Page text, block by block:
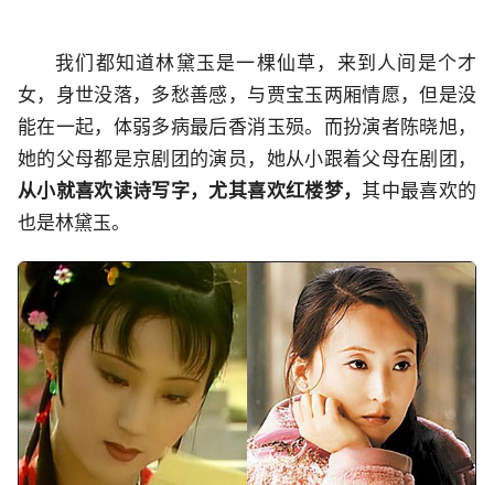
我们都知道林黛玉是一棵仙草，来到人间是个才
女，身世没落，多愁善感，与贾宝玉两厢情愿，但是没
能在一起，体弱多病最后香消玉殒。而扮演者陈晓旭，
她的父母都是京剧团的演员，她从小跟着父母在剧团，
从小就喜欢读诗写字，尤其喜欢红楼梦， 其中最喜欢的
也是林黛玉。